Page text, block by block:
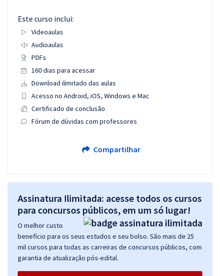
Este curso inclui:
Videoaulas
Audioaulas
PDFs
160 dias para acessar
Download ilimitado das aulas
Acesso no Android, iOS, Windows e Mac
Certificado de conclusão
Fórum de dúvidas com professores
Compartilhar
Assinatura Ilimitada: acesse todos os cursos
para concursos públicos, em um só lugar!
O melhor custo
benefício para os seus estudos e seu bolso. São mais de 25
mil cursos para todas as carreiras de concursos públicos, com
garantia de atualização pós-edital.